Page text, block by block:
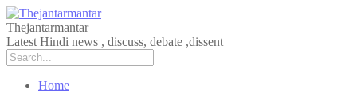
Thejantarmantar
Latest Hindi news , discuss, debate ,dissent
Home